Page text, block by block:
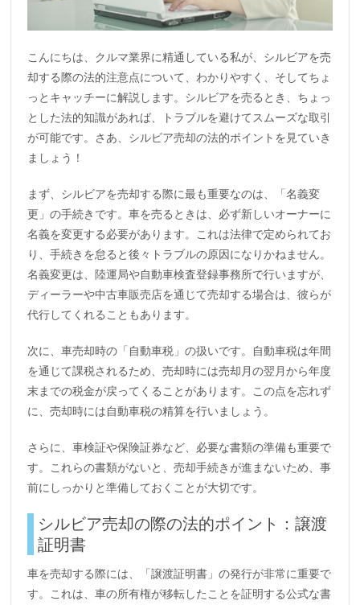
こんにちは、クルマ業界に精通している私が、シルビアを売
却する際の法的注意点について、わかりやすく、そしてちょ
っとキャッチーに解説します。シルビアを売るとき、ちょっ
とした法的知識があれば、トラブルを避けてスムーズな取引
が可能です。さあ、シルビア売却の法的ポイントを見ていき
ましょう！
まず、シルビアを売却する際に最も重要なのは、「名義変
更」の手続きです。車を売るときは、必ず新しいオーナーに
名義を変更する必要があります。これは法律で定められてお
り、手続きを怠ると後々トラブルの原因になりかねません。
名義変更は、陸運局や自動車検査登録事務所で行いますが、
ディーラーや中古車販売店を通じて売却する場合は、彼らが
代行してくれることもあります。
次に、車売却時の「自動車税」の扱いです。自動車税は年間
を通じて課税されるため、売却時には売却月の翌月から年度
末までの税金が戻ってくることがあります。この点を忘れず
に、売却時には自動車税の精算を行いましょう。
さらに、車検証や保険証券など、必要な書類の準備も重要で
す。これらの書類がないと、売却手続きが進まないため、事
前にしっかりと準備しておくことが大切です。
シルビア売却の際の法的ポイント：譲渡
証明書
車を売却する際には、「譲渡証明書」の発行が非常に重要で
す。これは、車の所有権が移転したことを証明する公式な書